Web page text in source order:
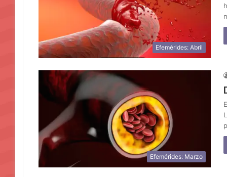
Efemérides: Abril
Efemérides: Marzo